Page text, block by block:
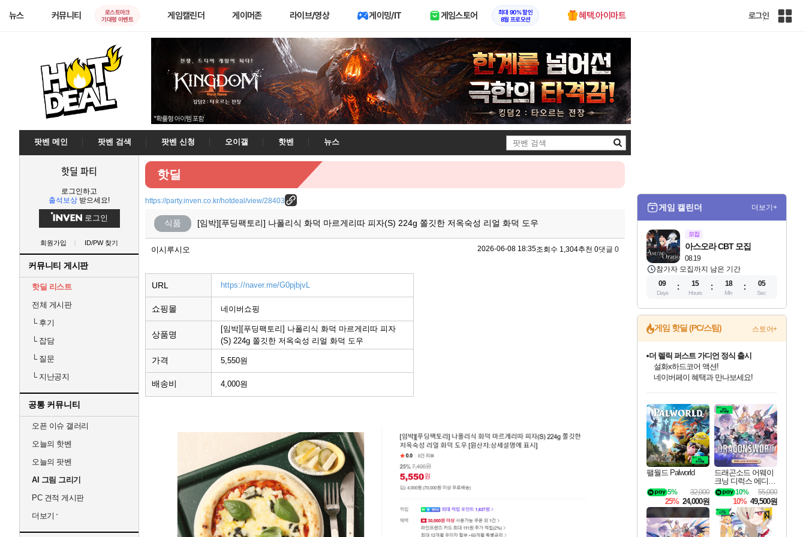
뉴스 커뮤니티
로스트아크
기대평 이벤트
게임캘린더 게이머존 라이브/영상 게이밍/IT 게임스토어
최대 90% 할인
8월 프로모션
혜택.아이마트 로그인
인
팟벤 메인 팟벤 검색 팟벤 신청 오이갤 핫벤
뉴스
검
색
핫딜 파티
로그인하고
출석보상 받으세요!
로그인
회원가입 ID/PW 찾기
커뮤니티 게시판
핫딜 리스트
전체 게시판
└후기
└잡담
└질문
└지난공지
공통 커뮤니티
오픈 이슈 갤러리
오늘의 핫벤
오늘의 팟벤
AI 그림 그리기
PC 견적 게시판
더보기
핫딜
https://party.inven.co.kr/hotdeal/view/28403
식품 [임박][푸딩팩토리] 나폴리식 화덕 마르게리따 피자(S) 224g 쫄깃한 저옥숙성 리얼 화덕 도우
이시루시오 2026-06-08 18:35조회수 1,304추천 0댓글 0
URL https://naver.me/G0pjbjvL
쇼핑몰 네이버쇼핑
상품명
[임박][푸딩팩토리] 나폴리식 화덕 마르게리따 피자
(S) 224g 쫄깃한 저옥숙성 리얼 화덕 도우
가격 5,550원
배송비 4,000원
게임 캘린더 더보기+
모집
08.19
아스오라 CBT 모집
참가자 모집까지 남은 기간
09
Days
15
Hours
18
Min
04
Sec
게임 핫딜 (PC/스팀) 스토어+
최대 90% 할인가를 만나보세요!
네이버혜택과 함께 만나보세요!
50%할인&추가 적립까지!
네이버 포인트 혜택까지!
이니&베니 혜택까지!
네이버 혜택가와 함께 예약하세요!
할인&네이버혜택으로 만나보세요!
더 렐릭 퍼스트 가디언 정식 출시
설화x하드코어 액션!
네이버페이 혜택과 만나보세요!
40주년 프로모션으로 만나보세요!
할인가에 만나보세요!
일부 에디션 상시 할인!
혜택으로 예약 판매 중
편안하게 충전하세요
팰월드 Palworld
32,000
5%
25% 24,000원
드래곤소드 어웨이
크닝 디럭스 에디션
DragonSword Awake
ning Deluxe Edition
55,000
10%
10% 49,500원